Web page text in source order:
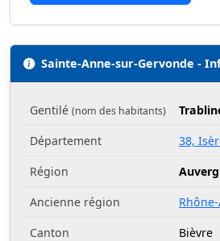
Sainte-Anne-sur-Gervonde -
Gentilé (nom des habitants)
Département
38,
Région
Ancienne région
Canton
Bièvre